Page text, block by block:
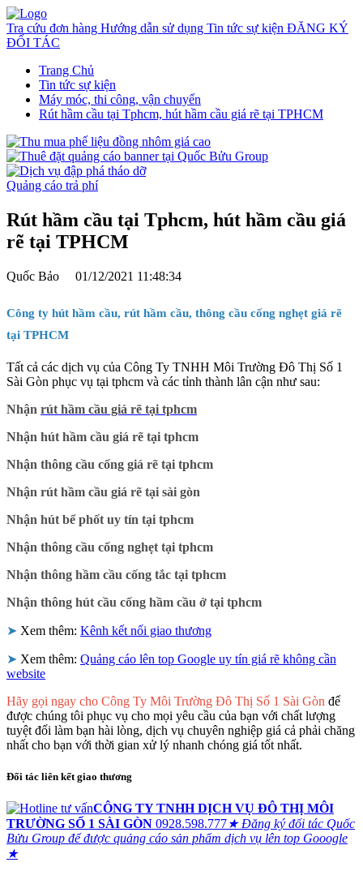
Tra cứu đơn hàng Hướng dẫn sử dụng Tin tức sự kiện ĐĂNG KÝ
ĐỐI TÁC
Trang Chủ
Tin tức sự kiện
Máy móc, thi công, vận chuyển
Rút hầm cầu tại Tphcm, hút hầm cầu giá rẽ tại TPHCM
Quảng cáo trả phí
Rút hầm cầu tại Tphcm, hút hầm cầu giá
rẽ tại TPHCM
Quốc Bảo 01/12/2021 11:48:34
Công ty hút hầm cầu, rút hầm cầu, thông cầu cống nghẹt giá rẽ
tại TPHCM
Tất cả các dịch vụ của Công Ty TNHH Môi Trường Đô Thị Số 1
Sài Gòn phục vụ tại tphcm và các tỉnh thành lân cận như sau:
Nhận rút hầm cầu giá rẽ tại tphcm
Nhận hút hầm cầu giá rẽ tại tphcm
Nhận thông cầu cống giá rẽ tại tphcm
Nhận rút hầm cầu giá rẽ tại sài gòn
Nhận hút bể phốt uy tín tại tphcm
Nhận thông cầu cống nghẹt tại tphcm
Nhận thông hầm cầu cống tắc tại tphcm
Nhận thông hút cầu cống hầm cầu ở tại tphcm
➤ Xem thêm: Kênh kết nối giao thương
➤ Xem thêm: Quảng cáo lên top Google uy tín giá rẽ không cần
website
Hãy gọi ngay cho Công Ty Môi Trường Đô Thị Số 1 Sài Gòn để
được chúng tôi phục vụ cho mọi yêu cầu của bạn với chất lượng
tuyệt đối làm bạn hài lòng, dịch vụ chuyên nghiệp giá cả phải chăng
nhất cho bạn với thời gian xử lý nhanh chóng giá tốt nhất.
Đối tác liên kết giao thương
CÔNG TY TNHH DỊCH VỤ ĐÔ THỊ MÔI
TRƯỜNG SỐ 1 SÀI GÒN 0928.598.777★ Đăng ký đối tác Quốc
Bửu Group để được quảng cáo sản phẩm dịch vụ lên top Gooogle
★